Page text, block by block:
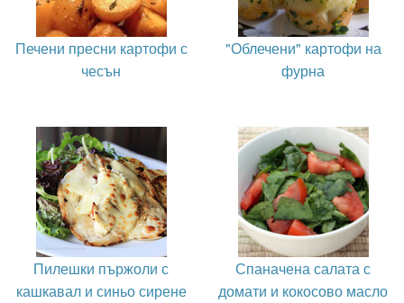
Печени пресни картофи с
чесън
"Облечени" картофи на
фурна
Пилешки пържоли с
кашкавал и синьо сирене
Спаначена салата с
домати и кокосово масло